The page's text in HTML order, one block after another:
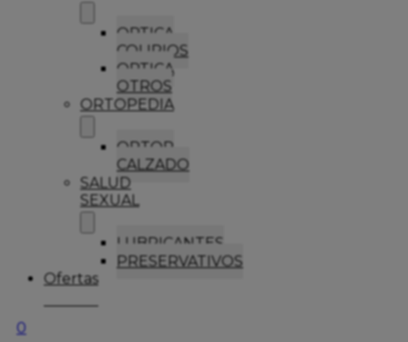
OPTICA
COLIRIOS
OPTICA
OTROS
ORTOPEDIA
ORTOP
CALZADO
SALUD
SEXUAL
LUBRICANTES
PRESERVATIVOS
Ofertas
0